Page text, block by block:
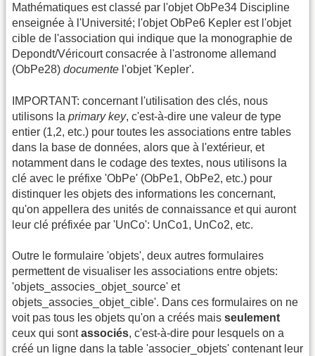
Mathématiques est classé par l'objet ObPe34 Discipline
enseignée à l'Université; l'objet ObPe6 Kepler est l'objet
cible de l'association qui indique que la monographie de
Depondt/Véricourt consacrée à l'astronome allemand
(ObPe28) documente l'objet 'Kepler'.
IMPORTANT: concernant l'utilisation des clés, nous
utilisons la primary key, c'est-à-dire une valeur de type
entier (1,2, etc.) pour toutes les associations entre tables
dans la base de données, alors que à l'extérieur, et
notamment dans le codage des textes, nous utilisons la
clé avec le préfixe 'ObPe' (ObPe1, ObPe2, etc.) pour
distinquer les objets des informations les concernant,
qu'on appellera des unités de connaissance et qui auront
leur clé préfixée par 'UnCo': UnCo1, UnCo2, etc.
Outre le formulaire 'objets', deux autres formulaires
permettent de visualiser les associations entre objets:
'objets_associes_objet_source' et
objets_associes_objet_cible'. Dans ces formulaires on ne
voit pas tous les objets qu'on a créés mais seulement
ceux qui sontassociés, c'est-à-dire pour lesquels on a
créé un ligne dans la table 'associer_objets' contenant leur